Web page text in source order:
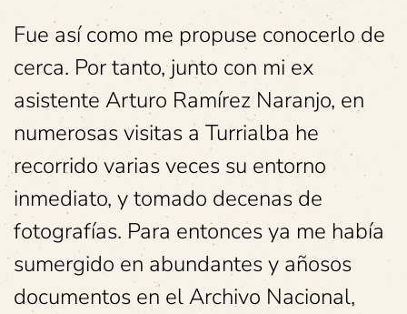
Fue así como me propuse conocerlo de
cerca. Por tanto, junto con mi ex
asistente Arturo Ramírez Naranjo, en
numerosas visitas a Turrialba he
recorrido varias veces su entorno
inmediato, y tomado decenas de
fotografías. Para entonces ya me había
sumergido en abundantes y añosos
documentos en el Archivo Nacional,